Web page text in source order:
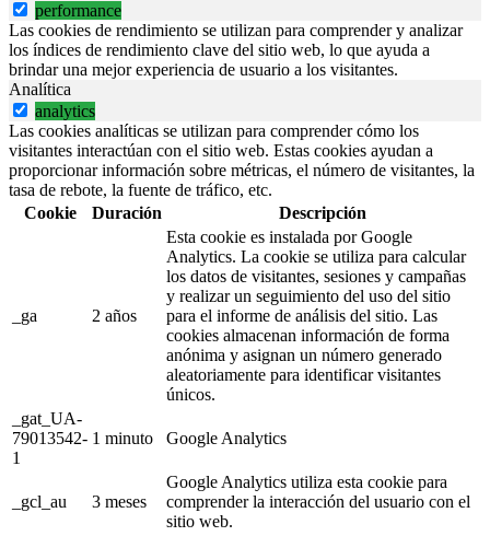
performance
Las cookies de rendimiento se utilizan para comprender y analizar
los índices de rendimiento clave del sitio web, lo que ayuda a
brindar una mejor experiencia de usuario a los visitantes.
Analítica
analytics
Las cookies analíticas se utilizan para comprender cómo los
visitantes interactúan con el sitio web. Estas cookies ayudan a
proporcionar información sobre métricas, el número de visitantes, la
tasa de rebote, la fuente de tráfico, etc.
Cookie
Duración Descripción
_ga 2 años
Esta cookie es instalada por Google
Analytics. La cookie se utiliza para calcular
los datos de visitantes, sesiones y campañas
y realizar un seguimiento del uso del sitio
para el informe de análisis del sitio. Las
cookies almacenan información de forma
anónima y asignan un número generado
aleatoriamente para identificar visitantes
únicos.
_gat_UA-
79013542-
1
1 minuto Google Analytics
_gcl_au 3 meses
Google Analytics utiliza esta cookie para
comprender la interacción del usuario con el
sitio web.